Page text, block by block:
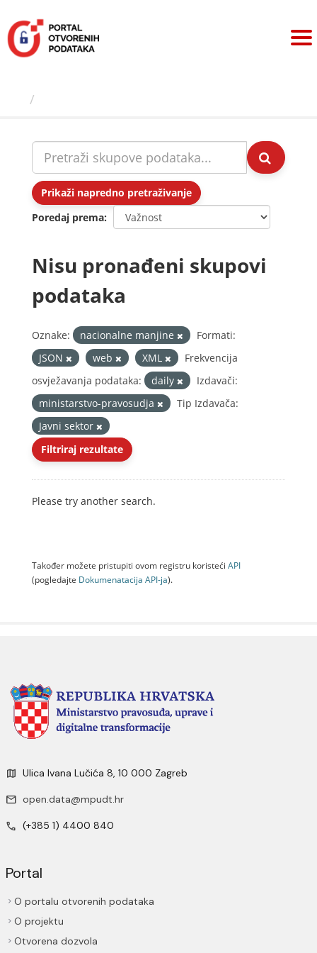
sadržaj
Prikaži napredno pretraživanje
Poredaj prema
Nisu pronađeni skupovi
podataka
Oznake: nacionalne manjine
Formati:
JSON
web XML
Frekvencija
osvježavanja podataka:
daily
Izdavači:
ministarstvo-pravosudja
Tip Izdavača:
Javni sektor
Filtriraj rezultate
Please try another search.
Također možete pristupiti ovom registru koristeći API
(pogledajte Dokumenаtаcijа API-jа).